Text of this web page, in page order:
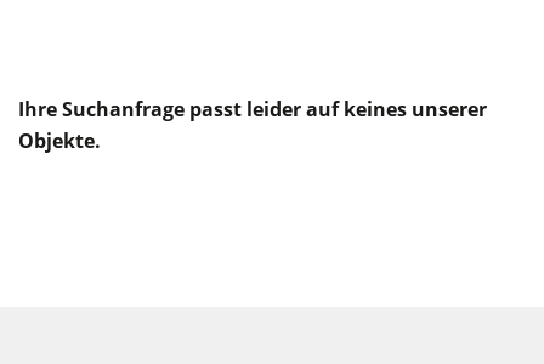
Ihre Suchanfrage passt leider auf keines unserer
Objekte.